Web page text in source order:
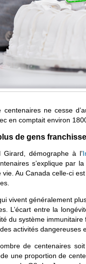
centenaires ne cesse
en comptait environ
de gens
Girard, démographe à l’
s’explique par
vie. Au Canada celle-ci
vivent généralement
L’écart entre la
du système
activités dangereuses
de centenaires
une proportion de